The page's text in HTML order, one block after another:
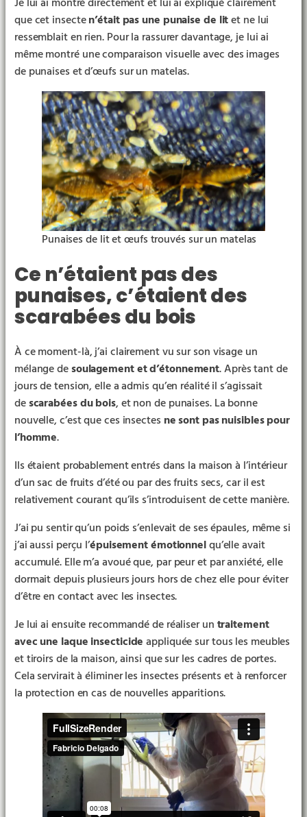
que cet insecten’était pas une punaise de litet ne lui
ressemblait en rien. Pour la rassurer davantage, je lui ai
même montré une comparaison visuelle avec des images
de punaises et d’œufs sur un matelas.
Punaises de lit et œufs trouvés sur un matelas
Ce n’étaient pas des
punaises, c’étaient des
scarabées du bois
À ce moment-là, j’ai clairement vu sur son visage un
mélange desoulagement et d’étonnement. Après tant de
jours de tension, elle a admis qu’en réalité il s’agissait
descarabées du bois, et non de punaises. La bonne
nouvelle, c’est que ces insectes ne sont pas nuisibles pour
l’homme.
Ils étaient probablement entrés dans la maison à l’intérieur
d’un sac de fruits d’été ou par des fruits secs, car il est
relativement courant qu’ils s’introduisent de cette manière.
J’ai pu sentir qu’un poids s’enlevait de ses épaules, même si
j’ai aussi perçu l’épuisement émotionnelqu’elle avait
accumulé. Elle m’a avoué que, par peur et par anxiété, elle
dormait depuis plusieurs jours hors de chez elle pour éviter
d’être en contact avec les insectes.
Je lui ai ensuite recommandé de réaliser untraitement
avec une laque insecticideappliquée sur tous les meubles
et tiroirs de la maison, ainsi que sur les cadres de portes.
Cela servirait à éliminer les insectes présents et à renforcer
la protection en cas de nouvelles apparitions.